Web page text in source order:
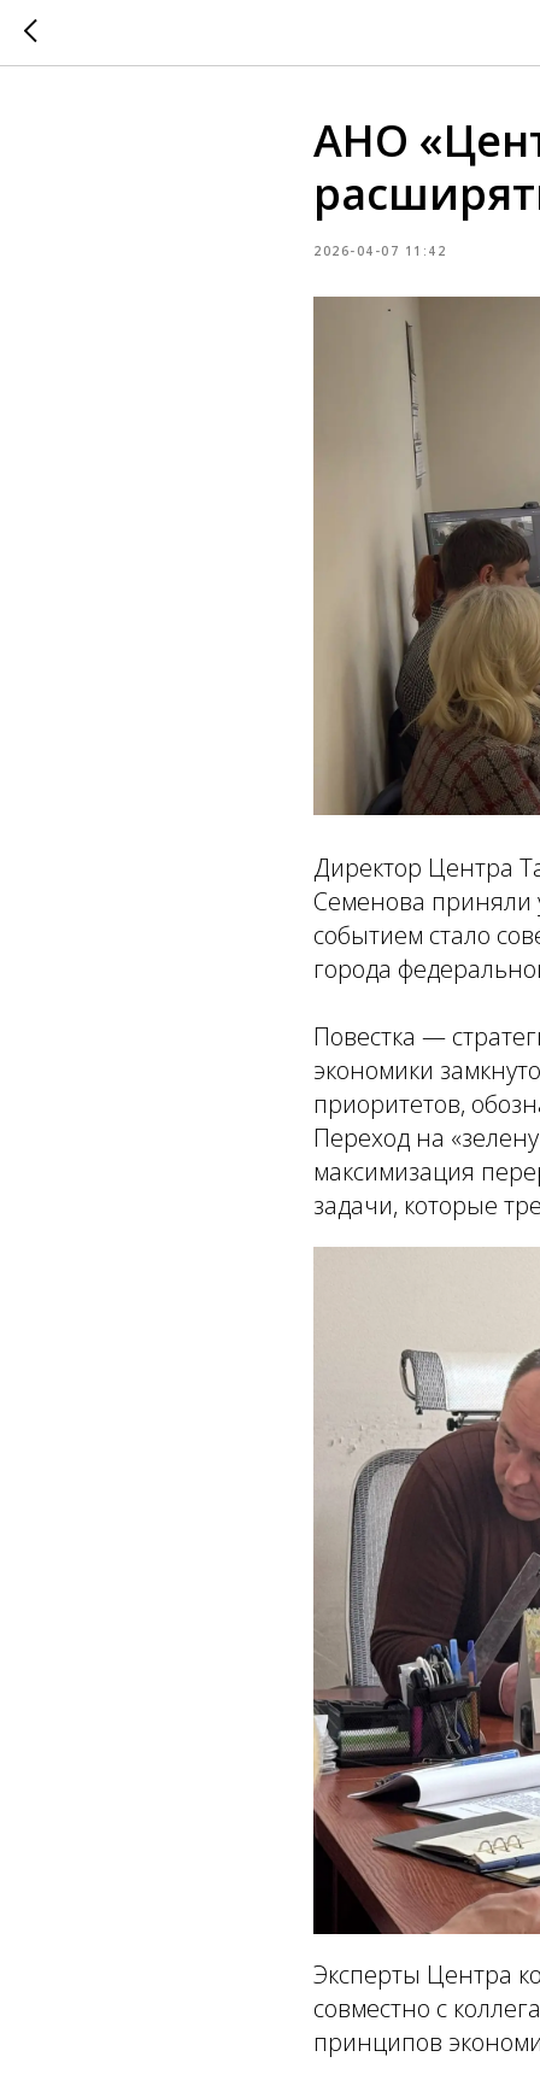
АНО
2026-04-07 11:42
Директор Центра
Семенова приняли
событием стало
города
Повестка —
экономики
приоритетов,
Переход на
максимизация
задачи, которые
Эксперты Центра
совместно с
принципов